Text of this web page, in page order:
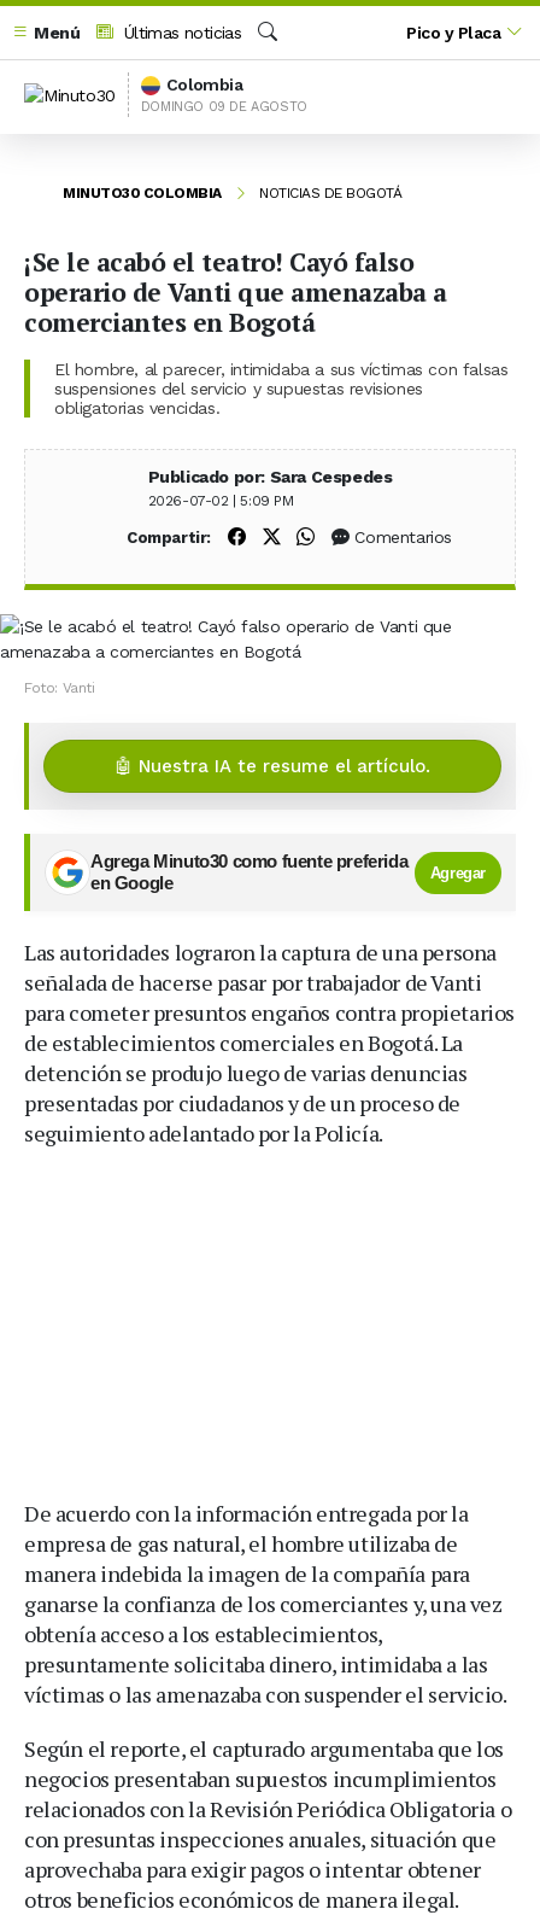
Menú
Últimas noticias
Buscar
Pico y Placa
Colombia
DOMINGO 09 DE AGOSTO
MINUTO30 COLOMBIA NOTICIAS DE BOGOTÁ
¡Se le acabó el teatro! Cayó falso
operario de Vanti que amenazaba a
comerciantes en Bogotá
El hombre, al parecer, intimidaba a sus víctimas con falsas
suspensiones del servicio y supuestas revisiones
obligatorias vencidas.
Publicado por: Sara Cespedes
2026-07-02 | 5:09 PM
Compartir: Compartir en Facebook
Compartir en X (Twitter)
Compartir en WhatsApp
Comentarios
Foto: Vanti
🤖 Nuestra IA te resume el artículo.
Agrega Minuto30 como fuente preferida
en Google
Agregar
Las autoridades lograron la captura de una persona
señalada de hacerse pasar por trabajador de Vanti
para cometer presuntos engaños contra propietarios
de establecimientos comerciales en Bogotá. La
detención se produjo luego de varias denuncias
presentadas por ciudadanos y de un proceso de
seguimiento adelantado por la Policía.
De acuerdo con la información entregada por la
empresa de gas natural, el hombre utilizaba de
manera indebida la imagen de la compañía para
ganarse la confianza de los comerciantes y, una vez
obtenía acceso a los establecimientos,
presuntamente solicitaba dinero, intimidaba a las
víctimas o las amenazaba con suspender el servicio.
Según el reporte, el capturado argumentaba que los
negocios presentaban supuestos incumplimientos
relacionados con la Revisión Periódica Obligatoria o
con presuntas inspecciones anuales, situación que
aprovechaba para exigir pagos o intentar obtener
otros beneficios económicos de manera ilegal.